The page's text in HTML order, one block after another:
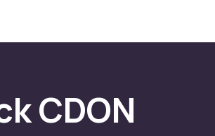
förhindrar
CDON